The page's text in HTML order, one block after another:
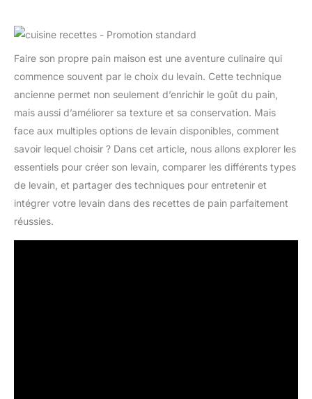
Faire son propre pain maison est une aventure culinaire qui
commence souvent par le choix du levain. Cette technique
ancienne permet non seulement d’enrichir le goût du pain,
mais aussi d’améliorer sa texture et sa conservation. Mais
face aux multiples options de levain disponibles, comment
savoir lequel choisir ? Dans cet article, nous allons explorer les
essentiels pour créer son levain, comparer les différents types
de levain, et partager des techniques pour entretenir et
intégrer votre levain dans des recettes de pain parfaitement
réussies.